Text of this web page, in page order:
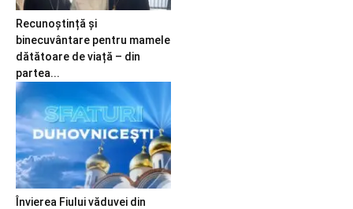
Recunoștință și
binecuvântare pentru mamele
dătătoare de viață – din
partea...
Învierea Fiului văduvei din